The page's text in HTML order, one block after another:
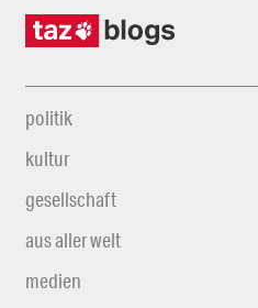
politik
kultur
gesellschaft
aus aller welt
medien